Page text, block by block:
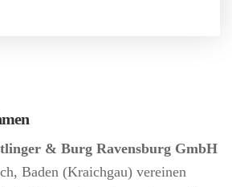
& Burg Ravensburg GmbH
Baden (Kraichgau) vereinen